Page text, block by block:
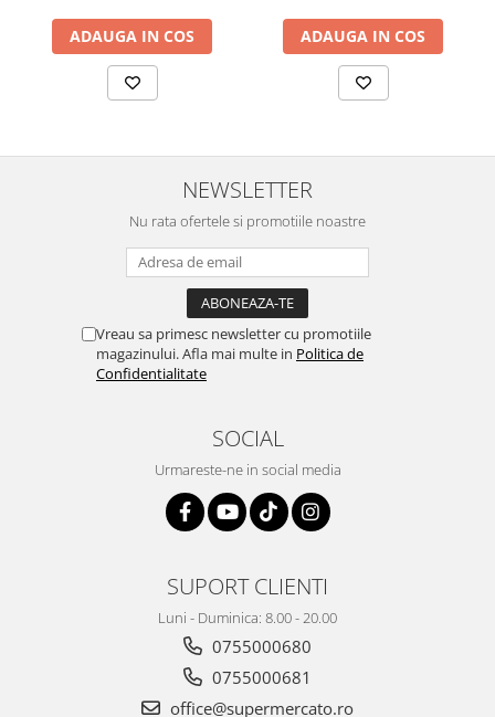
ADAUGA IN COS ADAUGA IN COS
NEWSLETTER
Nu rata ofertele si promotiile noastre
Vreau sa primesc newsletter cu promotiile
magazinului. Afla mai multe in Politica de
Confidentialitate
SOCIAL
Urmareste-ne in social media
SUPORT CLIENTI
Luni - Duminica: 8.00 - 20.00
0755000680
0755000681
office@supermercato.ro